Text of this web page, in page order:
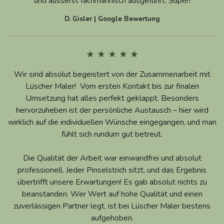
D. Gisler | Google Bewertung
★ ★ ★ ★ ★
Wir sind absolut begeistert von der Zusammenarbeit mit
Lüscher Maler! Vom ersten Kontakt bis zur finalen
Umsetzung hat alles perfekt geklappt. Besonders
hervorzuheben ist der persönliche Austausch – hier wird
wirklich auf die individuellen Wünsche eingegangen, und man
fühlt sich rundum gut betreut.
Die Qualität der Arbeit war einwandfrei und absolut
professionell. Jeder Pinselstrich sitzt, und das Ergebnis
übertrifft unsere Erwartungen! Es gab absolut nichts zu
beanstanden. Wer Wert auf hohe Qualität und einen
zuverlässigen Partner legt, ist bei Lüscher Maler bestens
aufgehoben.